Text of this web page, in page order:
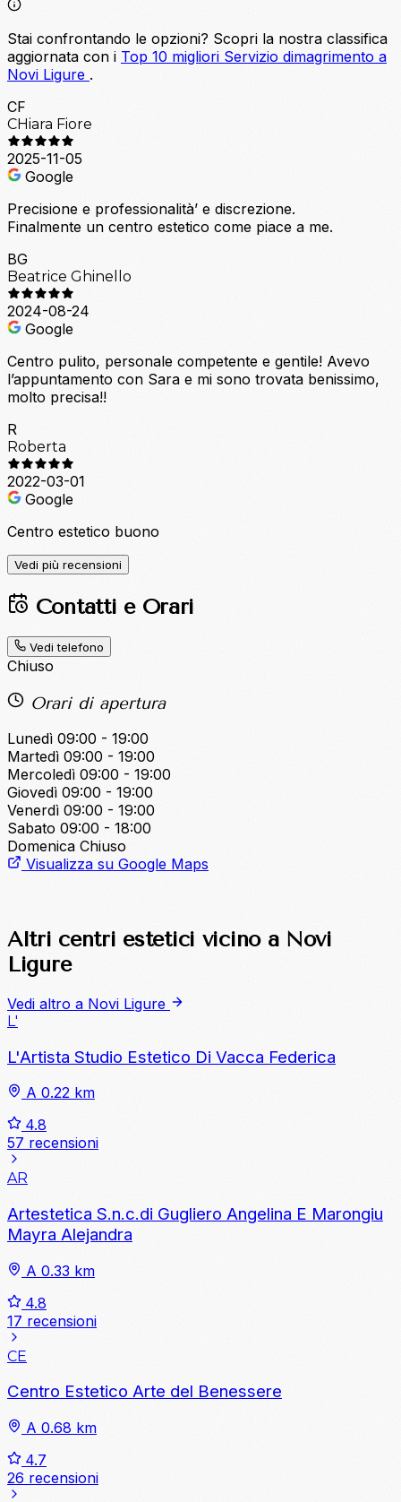
Stai confrontando le opzioni? Scopri la nostra classifica
aggiornata con i Top 10 migliori Servizio dimagrimento a
Novi Ligure .
CF
CHiara Fiore
2025-11-05
Google
Precisione e professionalità’ e discrezione.
Finalmente un centro estetico come piace a me.
BG
Beatrice Ghinello
2024-08-24
Google
Centro pulito, personale competente e gentile! Avevo
l’appuntamento con Sara e mi sono trovata benissimo,
molto precisa!!
R
Roberta
2022-03-01
Google
Centro estetico buono
Vedi più recensioni
Contatti e Orari
Vedi telefono
Chiuso
Orari di apertura
Lunedì 09:00 - 19:00
Martedì 09:00 - 19:00
Mercoledì 09:00 - 19:00
Giovedì 09:00 - 19:00
Venerdì 09:00 - 19:00
Sabato 09:00 - 18:00
Domenica Chiuso
Visualizza su Google Maps
Altri centri estetici vicino a Novi
Ligure
Vedi altro a Novi Ligure
L'
L'Artista Studio Estetico Di Vacca Federica
A 0.22 km
4.8
57 recensioni
AR
Artestetica S.n.c.di Gugliero Angelina E Marongiu
Mayra Alejandra
A 0.33 km
4.8
17 recensioni
CE
Centro Estetico Arte del Benessere
A 0.68 km
4.7
26 recensioni